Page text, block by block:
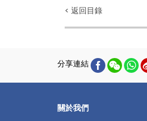
< 返回目錄
分享連結
關於我們